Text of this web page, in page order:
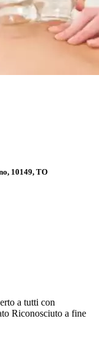
10149, TO
a tutti con
Riconosciuto a fine